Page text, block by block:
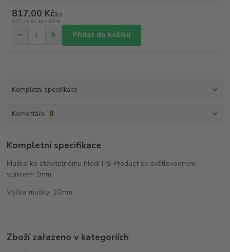
817,00 Kč/ks
675,21 Kč bez DPH
Přidat do košíku
Kompletní specifikace
Komentáře 0
Kompletní specifikace
Muška ke stavitelnému hledí HS Product se světlovodným
vláknem 1mm.
Výška mušky: 10mm
Zboží zařazeno v kategoriích